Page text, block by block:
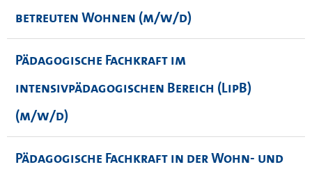
betreuten Wohnen (m/w/d)
Pädagogische Fachkraft im
intensivpädagogischen Bereich (LipB)
(m/w/d)
Pädagogische Fachkraft in der Wohn- und